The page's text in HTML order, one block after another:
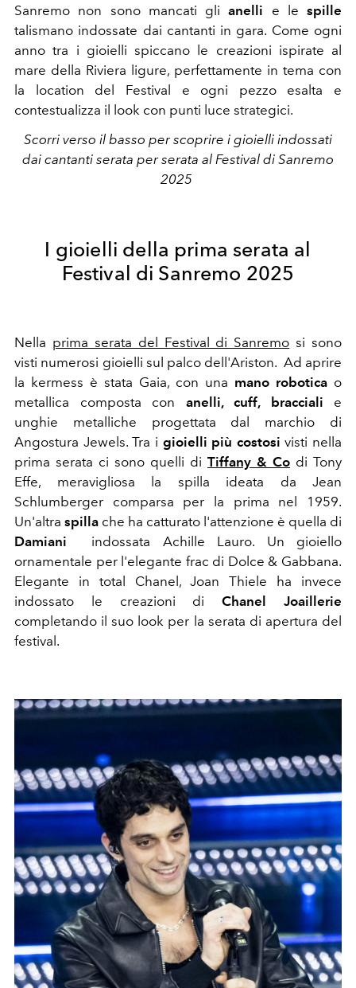
Sanremo non sono mancati glianelli e le spille
talismano indossate dai cantanti in gara. Come ogni
anno tra i gioielli spiccano le creazioni ispirate al
mare della Riviera ligure, perfettamente in tema con
la location del Festival e ogni pezzo esalta e
contestualizza il look con punti luce strategici.
Scorri verso il basso per scoprire i gioielli indossati
dai cantanti serata per serata al Festival di Sanremo
2025
I gioielli della prima serata al
Festival di Sanremo 2025
Nella prima serata del Festival di Sanremo si sono
visti numerosi gioielli sul palco dell'Ariston. Ad aprire
la kermess è stata Gaia, con una mano robotica o
metallica composta con anelli, cuff, bracciali e
unghie metalliche progettata dal marchio di
Angostura Jewels. Tra i gioielli più costosivisti nella
prima serata ci sono quelli di Tiffany & Co di Tony
Effe, meravigliosa la spilla ideata da Jean
Schlumberger comparsa per la prima nel 1959.
Un'altra spilla che ha catturato l'attenzione è quella di
Damiani indossata Achille Lauro. Un gioiello
ornamentale per l'elegante frac di Dolce & Gabbana.
Elegante in total Chanel, Joan Thiele ha invece
indossato le creazioni di Chanel Joaillerie
completando il suo look per la serata di apertura del
festival.